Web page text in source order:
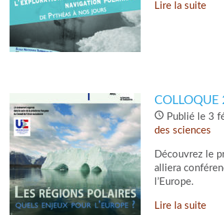
Lire la suite
COLLOQUE
Publié le 3
des sciences
Découvrez le
alliera
l’Europe.
Lire la suite